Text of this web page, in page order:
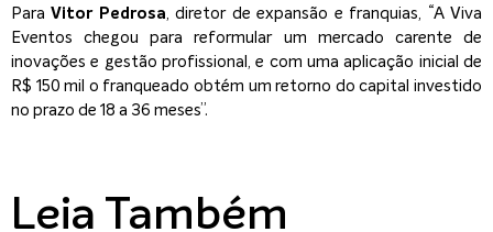
ParaVitor Pedrosa , diretor de expansão e franquias, “A Viva
Eventos chegou para reformular um mercado carente de
inovações e gestão profissional, e com uma aplicação inicial de
R$ 150 mil o franqueado obtém um retorno do capital investido
no prazo de 18 a 36 meses”.
Leia Também